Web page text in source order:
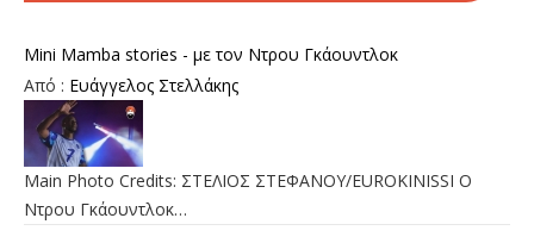
Mini Mamba stories - με τον Ντρου Γκάουντλοκ
Από : Ευάγγελος Στελλάκης
Main Photo Credits: ΣΤΕΛΙΟΣ ΣΤΕΦΑΝΟΥ/EUROKINISSI Ο
Ντρου Γκάουντλοκ…